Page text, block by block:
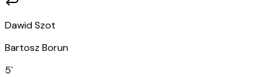
Dawid Szot
Bartosz Borun
5`